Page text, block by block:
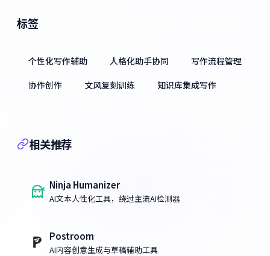
标签
个性化写作辅助 人格化助手协同
写作流程管理
协作创作
文风复刻训练 知识库集成写作
相关推荐
Ninja Humanizer
AI文本人性化工具，绕过主流AI检测器
Postroom
AI内容创意生成与草稿辅助工具